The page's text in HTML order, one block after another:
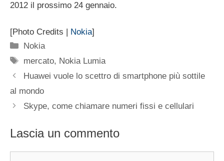
2012 il prossimo 24 gennaio.
[Photo Credits | Nokia]
Categorie
Nokia
Tag
mercato, Nokia Lumia
Huawei vuole lo scettro di smartphone più sottile
al mondo
Skype, come chiamare numeri fissi e cellulari
Lascia un commento